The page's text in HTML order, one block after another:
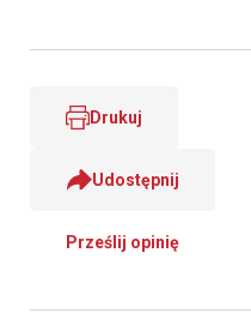
Drukuj
Udostępnij
Prześlij opinię